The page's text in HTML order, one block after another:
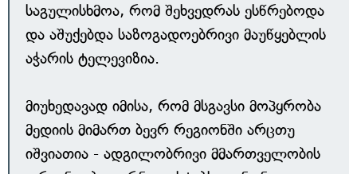
საგულისხმოა, რომ შეხვედრას ესწრებოდა
და აშუქებდა საზოგადოებრივი მაუწყებლის
აჭარის ტელევიზია.
მიუხედავად იმისა, რომ მსგავსი მოპყრობა
მედიის მიმართ ბევრ რეგიონში არცთუ
იშვიათია - ადგილობრივი მმართველობის